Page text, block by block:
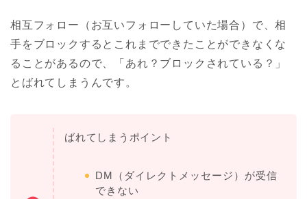
相互フォロー（お互いフォローしていた場合）で、相
手をブロックするとこれまでできたことができなくな
ることがあるので、「あれ？ブロックされている？」
とばれてしまうんです。
ばれてしまうポイント
DM（ダイレクトメッセージ）が受信
できない